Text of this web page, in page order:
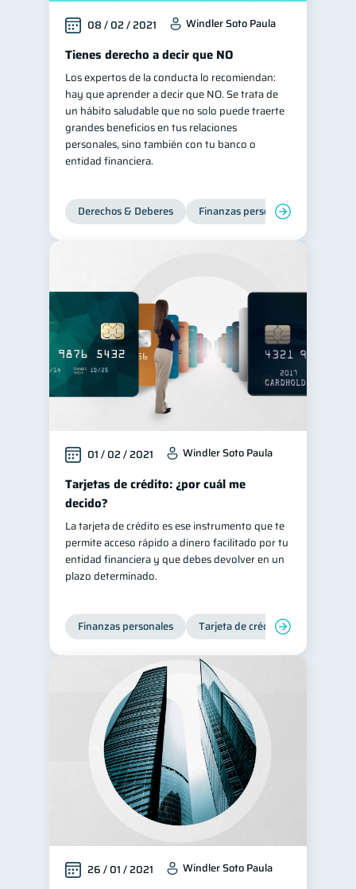
08 / 02 / 2021 Windler Soto Paula
Tienes derecho a decir que NO
Los expertos de la conducta lo recomiendan:
hay que aprender a decir que NO. Se trata de
un hábito saludable que no solo puede traerte
grandes beneficios en tus relaciones
personales, sino también con tu banco o
entidad financiera.
Derechos & Deberes Finanzas personales
01 / 02 / 2021 Windler Soto Paula
Tarjetas de crédito: ¿por cuál me
decido?
La tarjeta de crédito es ese instrumento que te
permite acceso rápido a dinero facilitado por tu
entidad financiera y que debes devolver en un
plazo determinado.
Finanzas personales Tarjeta de crédito
26 / 01 / 2021 Windler Soto Paula